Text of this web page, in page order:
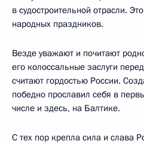
в судостроительной отрасли.
народных праздников.
Везде уважают и почитают
его колоссальные заслуги
считают гордостью России.
победно прославил себя в
числе и здесь, на Балтике.
С тех пор крепла сила и слава